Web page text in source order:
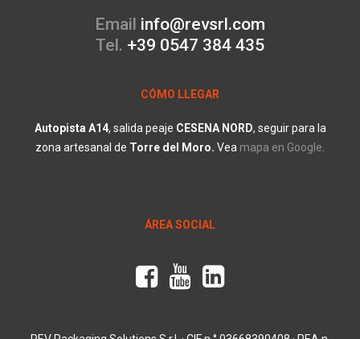
Email info@revsrl.com
Tel. +39 0547 384 435
CÓMO LLEGAR
Autopista A14, salida peaje CESENA NORD, seguir para la
zona artesanal de Torre del Moro. Vea mapa en Google
ÁREA SOCIAL